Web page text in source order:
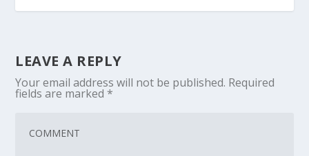
LEAVE A REPLY
Your email address will not be published. Required
fields are marked *